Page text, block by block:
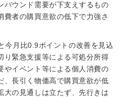
バウンド需要が下支えするもの
費者の購買意欲の低下で力強さ
月比0.9ポイントの改善を見込
り緊急支援等による可処分所得
やイベント等による個人消費の
、長引く物価高で購買意欲が低
大の見通しは立たず、先行きは